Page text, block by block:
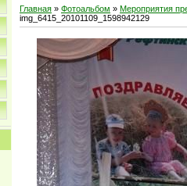
Главная » Фотоальбом » Мероприятия
img_6415_20101109_1598942129